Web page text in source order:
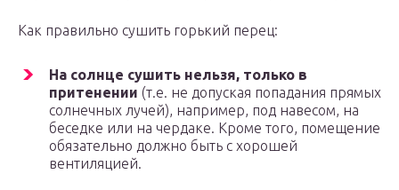
Как правильно сушить горький перец:
На солнце сушить нельзя, только в
притенении (т.е. не допуская попадания прямых
солнечных лучей), например, под навесом, на
беседке или на чердаке. Кроме того, помещение
обязательно должно быть с хорошей
вентиляцией.